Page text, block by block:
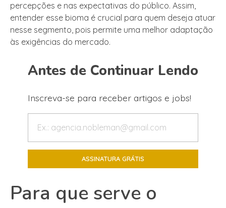
percepções e nas expectativas do público. Assim,
entender esse bioma é crucial para quem deseja atuar
nesse segmento, pois permite uma melhor adaptação
às exigências do mercado.
Antes de Continuar Lendo
Inscreva-se para receber artigos e jobs!
Para que serve o